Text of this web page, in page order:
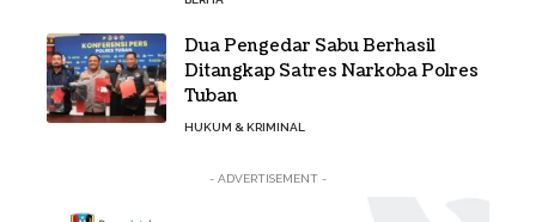
Dua Pengedar Sabu Berhasil
Ditangkap Satres Narkoba Polres
Tuban
HUKUM & KRIMINAL
- ADVERTISEMENT -